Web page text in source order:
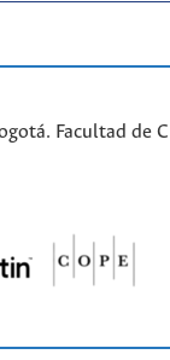
Facultad de